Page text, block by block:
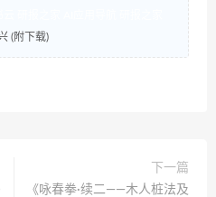
(附下载)
下一篇
《咏春拳·续二——木人桩法及